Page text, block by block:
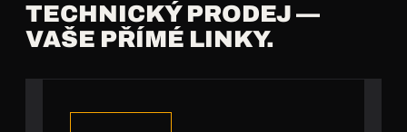
TECHNICKÝ PRODEJ —
VAŠE PŘÍMÉ LINKY.